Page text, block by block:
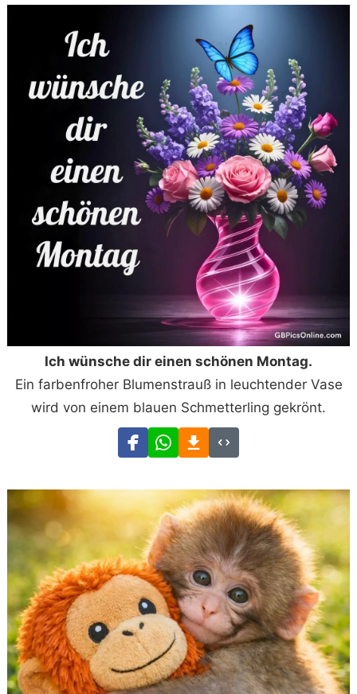
Ich wünsche dir einen schönen Montag.
Ein farbenfroher Blumenstrauß in leuchtender Vase
wird von einem blauen Schmetterling gekrönt.